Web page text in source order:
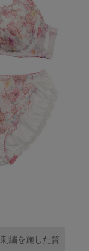
繍を施した贅